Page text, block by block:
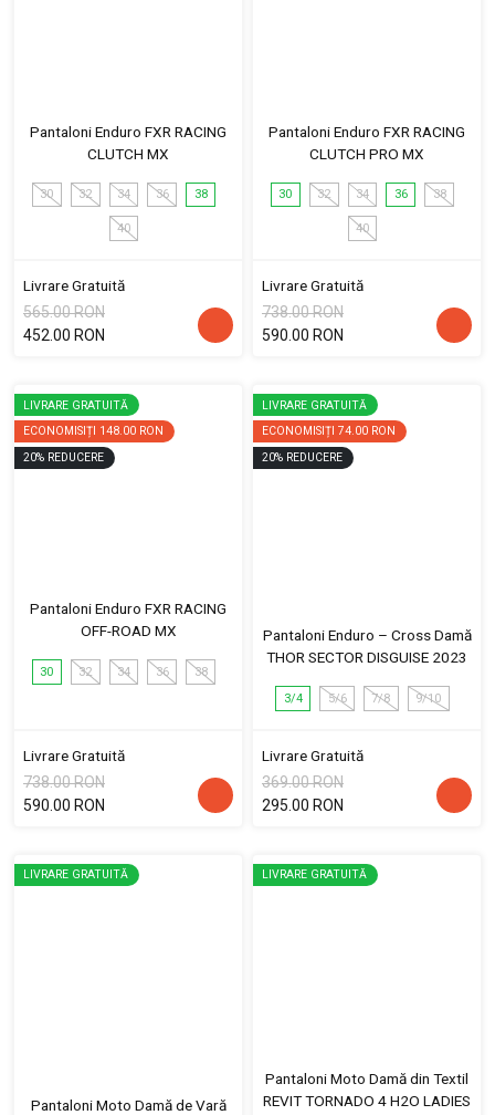
Pantaloni Enduro FXR RACING
CLUTCH MX
30 32 34 36 38
40
Livrare Gratuită
565.00 RON
452.00 RON
Pantaloni Enduro FXR RACING
CLUTCH PRO MX
30 32 34 36 38
40
Livrare Gratuită
738.00 RON
590.00 RON
LIVRARE GRATUITĂ
ECONOMISIȚI 148.00 RON
20% REDUCERE
Pantaloni Enduro FXR RACING
OFF-ROAD MX
30 32 34 36 38
Livrare Gratuită
738.00 RON
590.00 RON
LIVRARE GRATUITĂ
ECONOMISIȚI 74.00 RON
20% REDUCERE
Pantaloni Enduro – Cross Damă
THOR SECTOR DISGUISE 2023
3/4 5/6 7/8 9/10
Livrare Gratuită
369.00 RON
295.00 RON
LIVRARE GRATUITĂ
Pantaloni Moto Damă de Vară
LIVRARE GRATUITĂ
Pantaloni Moto Damă din Textil
REVIT TORNADO 4 H2O LADIES